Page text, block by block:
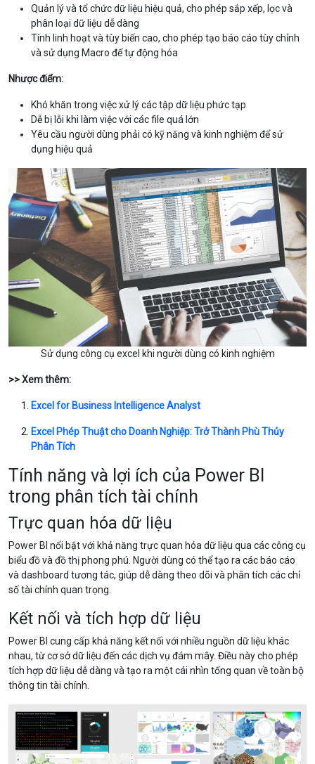
Quản lý và tổ chức dữ liệu hiệu quả, cho phép sắp xếp, lọc và
phân loại dữ liệu dễ dàng
Tính linh hoạt và tùy biến cao, cho phép tạo báo cáo tùy chỉnh
và sử dụng Macro để tự động hóa
Nhược điểm:
Khó khăn trong việc xử lý các tập dữ liệu phức tạp
Dễ bị lỗi khi làm việc với các file quá lớn
Yêu cầu người dùng phải có kỹ năng và kinh nghiệm để sử
dụng hiệu quả
Sử dụng công cụ excel khi người dùng có kinh nghiệm
>> Xem thêm:
Excel for Business Intelligence Analyst
Excel Phép Thuật cho Doanh Nghiệp: Trở Thành Phù Thủy
Phân Tích
Tính năng và lợi ích của Power BI
trong phân tích tài chính
Trực quan hóa dữ liệu
Power BI nổi bật với khả năng trực quan hóa dữ liệu qua các công cụ
biểu đồ và đồ thị phong phú. Người dùng có thể tạo ra các báo cáo
và dashboard tương tác, giúp dễ dàng theo dõi và phân tích các chỉ
số tài chính quan trọng.
Kết nối và tích hợp dữ liệu
Power BI cung cấp khả năng kết nối với nhiều nguồn dữ liệu khác
nhau, từ cơ sở dữ liệu đến các dịch vụ đám mây. Điều này cho phép
tích hợp dữ liệu dễ dàng và tạo ra một cái nhìn tổng quan về toàn bộ
thông tin tài chính.